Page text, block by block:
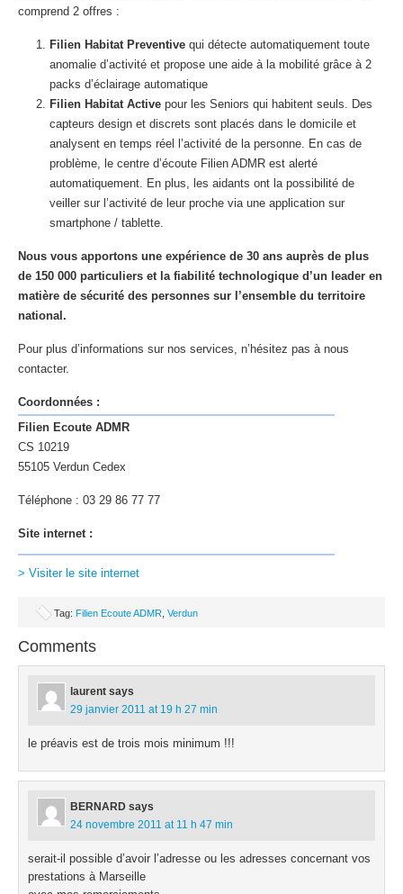
comprend 2 offres :
Filien Habitat Preventive qui détecte automatiquement toute
anomalie d’activité et propose une aide à la mobilité grâce à 2
packs d’éclairage automatique
Filien Habitat Active pour les Seniors qui habitent seuls. Des
capteurs design et discrets sont placés dans le domicile et
analysent en temps réel l’activité de la personne. En cas de
problème, le centre d’écoute Filien ADMR est alerté
automatiquement. En plus, les aidants ont la possibilité de
veiller sur l’activité de leur proche via une application sur
smartphone / tablette.
Nous vous apportons une expérience de 30 ans auprès de plus
de 150 000 particuliers et la fiabilité technologique d’un leader en
matière de sécurité des personnes sur l’ensemble du territoire
national.
Pour plus d’informations sur nos services, n’hésitez pas à nous
contacter.
Coordonnées :
Filien Ecoute ADMR
CS 10219
55105 Verdun Cedex
Téléphone : 03 29 86 77 77
Site internet :
> Visiter le site internet
Tag: Filien Ecoute ADMR Verdun
Comments
laurent says
29 janvier 2011 at 19 h 27 min
le préavis est de trois mois minimum !!!
BERNARD says
24 novembre 2011 at 11 h 47 min
serait-il possible d’avoir l’adresse ou les adresses concernant vos
prestations à Marseille